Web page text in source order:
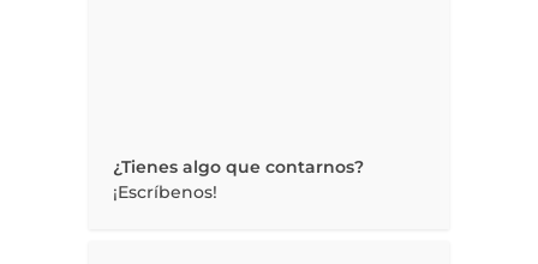
¿Tienes algo que contarnos?
¡Escríbenos!